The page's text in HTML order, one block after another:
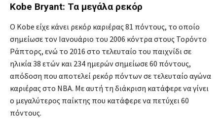
Kobe Bryant: Τα μεγάλα ρεκόρ
Ο Κobe είχε κάνει ρεκόρ καριέρας 81 πόντους, το οποίο
σημείωσε τον Ιανουάριο του 2006 κόντρα στους Τορόντο
Ράπτορς, ενώ το 2016 στο τελευταίο του παιχνίδι σε
ηλικία 38 ετών και 234 ημερών σημείωσε 60 πόντους,
απόδοση που αποτελεί ρεκόρ πόντων σε τελευταίο αγώνα
καριέρας στο ΝΒΑ. Με αυτή τη διάκριση κατάφερε να γίνει
ο μεγαλύτερος παίκτης που κατάφερε να πετύχει 60
πόντους.